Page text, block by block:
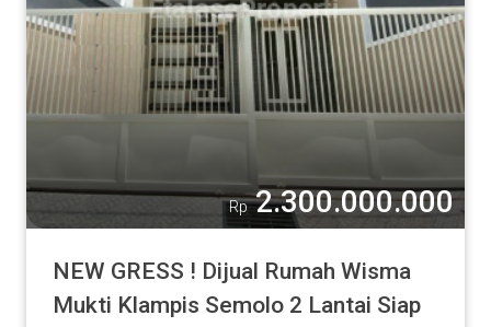
Rp 2.300.000.000
NEW GRESS ! Dijual Rumah Wisma
Mukti Klampis Semolo 2 Lantai Siap